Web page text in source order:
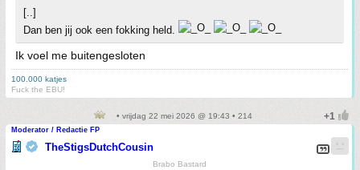
[..]
Dan ben jij ook een fokking held.
Ik voel me buitengesloten
100.000 katjes
Fuck the EBU!
• vrijdag 22 mei 2026 @ 19:43 • 214
Moderator / Redactie FP
TheStigsDutchCousin
Brabo Bastard